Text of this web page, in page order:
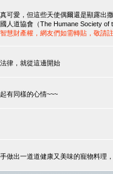
可愛，但這些天使偶爾還是顯露出
人道協會（The Humane Society
慧財產權，網友們如需轉貼，敬請
律，就從這邊開始
有同樣的心情~~~
做出一道道健康又美味的寵物料理